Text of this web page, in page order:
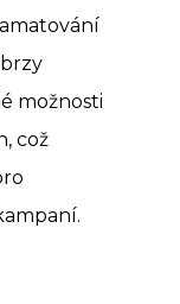
možnosti
což